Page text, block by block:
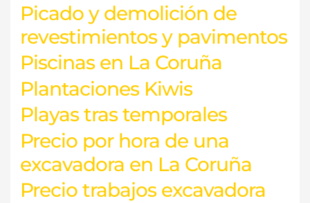
Picado y demolición de
revestimientos y pavimentos
Piscinas en La Coruña
Plantaciones Kiwis
Playas tras temporales
Precio por hora de una
excavadora en La Coruña
Precio trabajos excavadora